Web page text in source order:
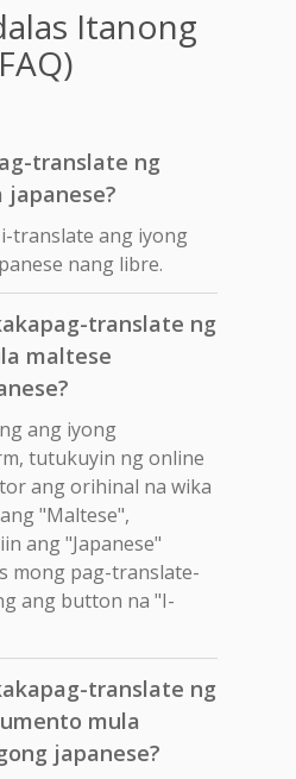
Itanong
translate ng
japanese?
translate ang iyong
nang libre.
translate ng
maltese
ang iyong
tutukuyin ng online
ang orihinal na wika
"Maltese",
ang "Japanese"
mong pag-translate-
ang button na "I-
translate ng
mula
japanese?